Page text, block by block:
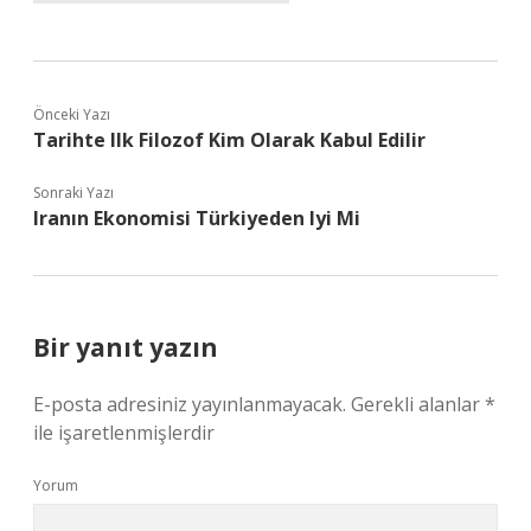
Önceki Yazı
Tarihte Ilk Filozof Kim Olarak Kabul Edilir
Sonraki Yazı
Iranın Ekonomisi Türkiyeden Iyi Mi
Bir yanıt yazın
E-posta adresiniz yayınlanmayacak. Gerekli alanlar*
ile işaretlenmişlerdir
Yorum